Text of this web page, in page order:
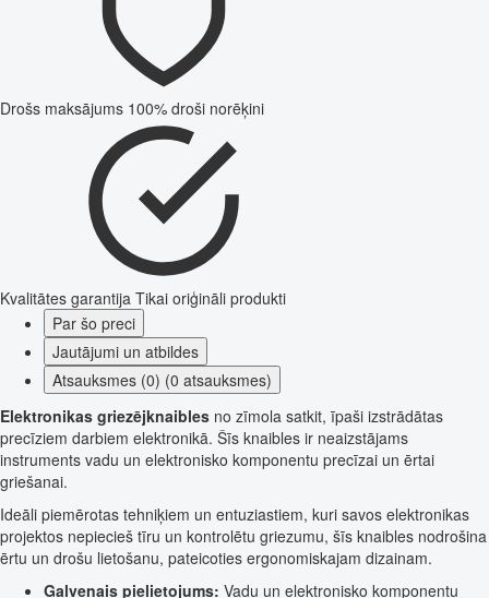
Drošs maksājums 100% droši norēķini
Kvalitātes garantija Tikai oriģināli produkti
Par šo preci
Jautājumi un atbildes
Atsauksmes (0) (0 atsauksmes)
Elektronikas griezējknaibles no zīmola satkit, īpaši izstrādātas
precīziem darbiem elektronikā. Šīs knaibles ir neaizstājams
instruments vadu un elektronisko komponentu precīzai un ērtai
griešanai.
Ideāli piemērotas tehniķiem un entuziastiem, kuri savos elektronikas
projektos nepiecieš tīru un kontrolētu griezumu, šīs knaibles nodrošina
ērtu un drošu lietošanu, pateicoties ergonomiskajam dizainam.
Galvenais pielietojums: Vadu un elektronisko komponentu